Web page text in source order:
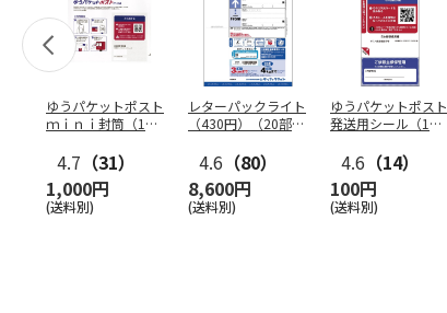
ゆうパケットポスト
ｍｉｎｉ封筒（1個
4.7 （31）
1,000円
(送料別)
レターパックライト
（430円）（20部セ
4.6 （80）
8,600円
(送料別)
ゆうパケットポスト
発送用シール（1個
4.6 （14）
100円
(送料別)